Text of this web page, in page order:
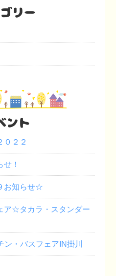
リー
ント
０２２
！
お知らせ☆
ア☆タカラ・スタンダー
・バスフェアIN掛川